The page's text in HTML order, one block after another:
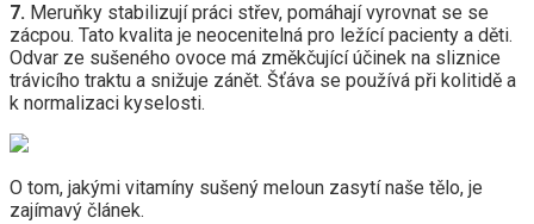
7. Meruňky stabilizují práci střev, pomáhají vyrovnat se se
zácpou. Tato kvalita je neocenitelná pro ležící pacienty a děti.
Odvar ze sušeného ovoce má změkčující účinek na sliznice
trávicího traktu a snižuje zánět. Šťáva se používá při kolitidě a
k normalizaci kyselosti.
O tom, jakými vitamíny sušený meloun zasytí naše tělo, je
zajímavý článek.